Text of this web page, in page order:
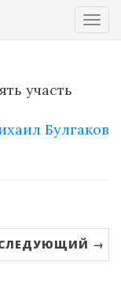
участь
Булгаков
→